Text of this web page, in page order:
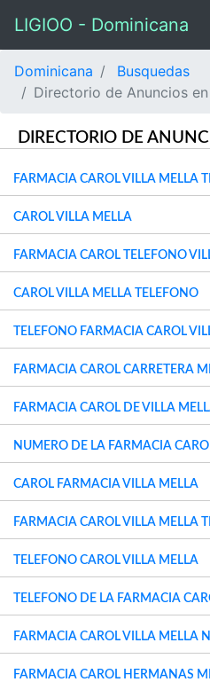
LIGIOO - Dominicana
Dominicana
Busquedas
Directorio de Anuncios
DIRECTORIO DE
FARMACIA CAROL VILLA MELLA
CAROL VILLA MELLA
FARMACIA CAROL TELEFONO
CAROL VILLA MELLA TELEFONO
TELEFONO FARMACIA CAROL
FARMACIA CAROL CARRETERA
FARMACIA CAROL DE VILLA
NUMERO DE LA FARMACIA
CAROL FARMACIA VILLA MELLA
FARMACIA CAROL VILLA MELLA
TELEFONO CAROL VILLA MELLA
TELEFONO DE LA FARMACIA
FARMACIA CAROL VILLA MELLA
FARMACIA CAROL HERMANAS